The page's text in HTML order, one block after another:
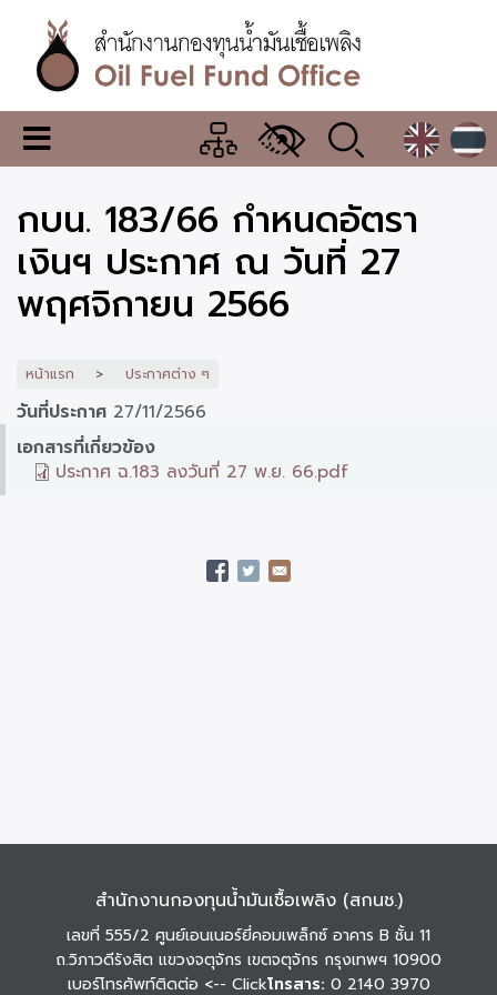
เนื้อหา
หลักสำนักงาน
กองทุน
น้ำมัน
เชื้อ
เพลิง
เมนู
เปลี่ยน
แสดง
ผล
กบน. 183/66 กำหนดอัตรา
เงินฯ ประกาศ ณ วันที่ 27
พฤศจิกายน 2566
หน้าแรก ประกาศต่าง ๆ
วันที่ประกาศ 27/11/2566
เอกสารที่เกี่ยวข้อง
ประกาศ ฉ.183 ลงวันที่ 27 พ.ย. 66.pdf
สำนักงานกองทุนน้ำมันเชื้อเพลิง (สกนช.)
เลขที่ 555/2 ศูนย์เอนเนอร์ยี่คอมเพล็กซ์ อาคาร B ชั้น 11
ถ.วิภาวดีรังสิต แขวงจตุจักร เขตจตุจักร กรุงเทพฯ 10900
เบอร์โทรศัพท์ติดต่อ <-- Clickโทรสาร: 0 2140 3970